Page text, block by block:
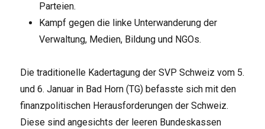
Parteien.
Kampf gegen die linke Unterwanderung der
Verwaltung, Medien, Bildung und NGOs.
Die traditionelle Kadertagung der SVP Schweiz vom 5.
und 6. Januar in Bad Horn (TG) befasste sich mit den
finanzpolitischen Herausforderungen der Schweiz.
Diese sind angesichts der leeren Bundeskassen